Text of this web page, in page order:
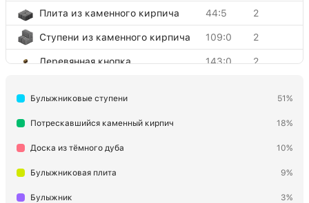
Плита из каменного кирпича 44:5 2
Ступени из каменного кирпича 109:0 2
Деревянная кнопка 143:0 2
Булыжниковые ступени 51%
Потрескавшийся каменный кирпич 18%
Доска из тёмного дуба 10%
Булыжниковая плита 9%
Булыжник 3%